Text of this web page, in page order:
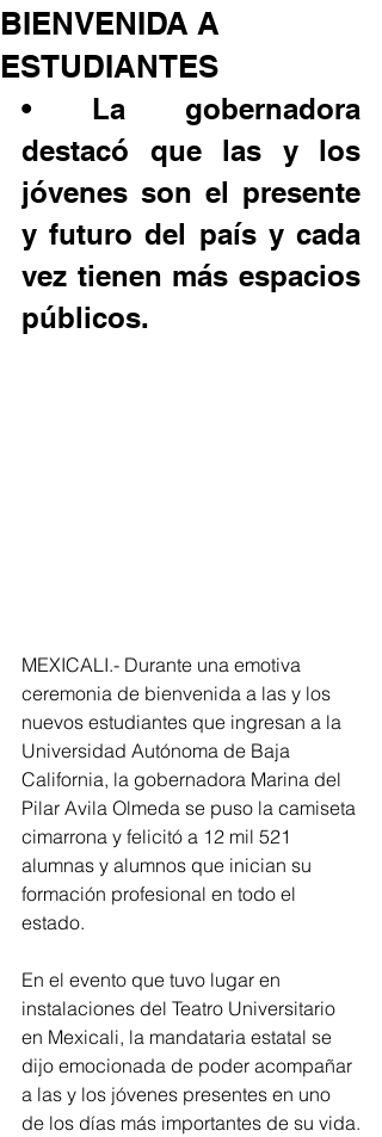
BIENVENIDA A
ESTUDIANTES
• La gobernadora
destacó que las y los
jóvenes son el presente
y futuro del país y cada
vez tienen más espacios
públicos.
MEXICALI.- Durante una emotiva
ceremonia de bienvenida a las y los
nuevos estudiantes que ingresan a la
Universidad Autónoma de Baja
California, la gobernadora Marina del
Pilar Avila Olmeda se puso la camiseta
cimarrona y felicitó a 12 mil 521
alumnas y alumnos que inician su
formación profesional en todo el
estado.
En el evento que tuvo lugar en
instalaciones del Teatro Universitario
en Mexicali, la mandataria estatal se
dijo emocionada de poder acompañar
a las y los jóvenes presentes en uno
de los días más importantes de su vida.